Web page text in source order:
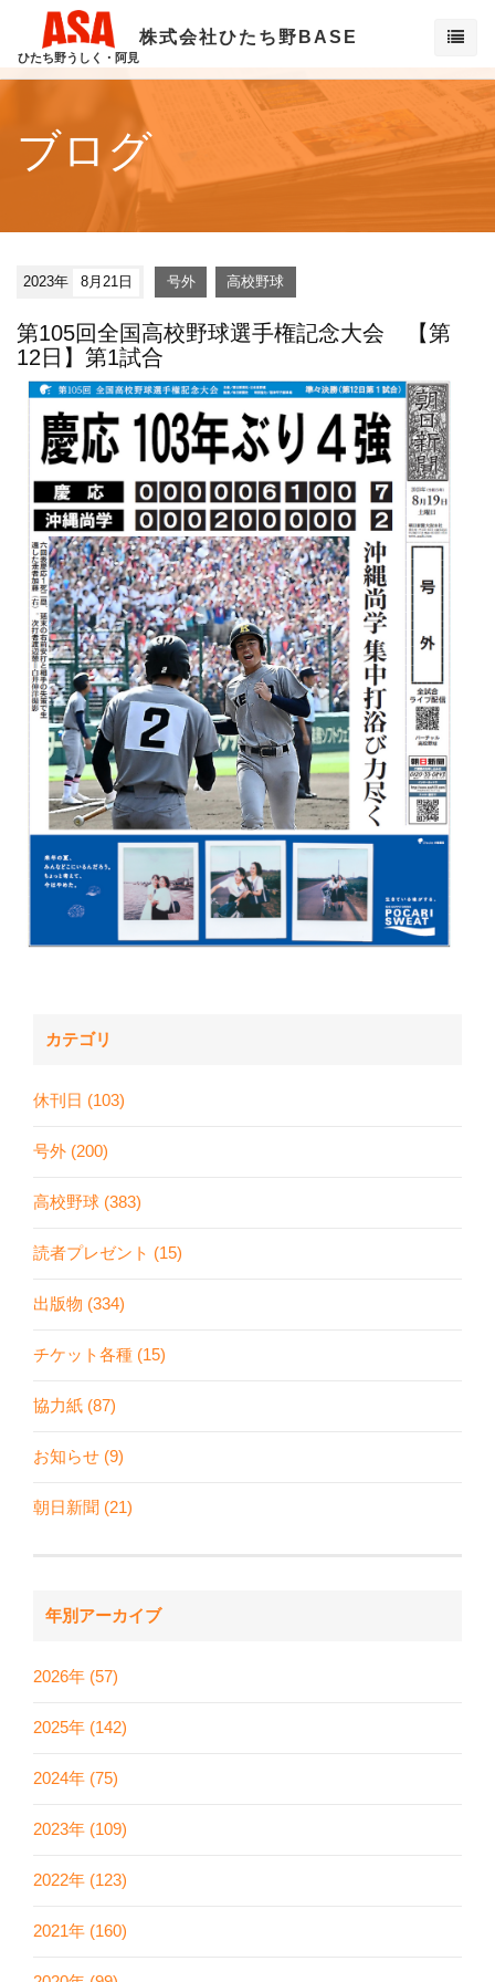
ひたち野うしく・阿見
株式会社ひたち野BASE
ブログ
2023年 8月21日 号外 高校野球
第105回全国高校野球選手権記念大会 【第
12日】第1試合
カテゴリ
休刊日 (103)
号外 (200)
高校野球 (383)
読者プレゼント (15)
出版物 (334)
チケット各種 (15)
協力紙 (87)
お知らせ (9)
朝日新聞 (21)
年別アーカイブ
2026年 (57)
2025年 (142)
2024年 (75)
2023年 (109)
2022年 (123)
2021年 (160)